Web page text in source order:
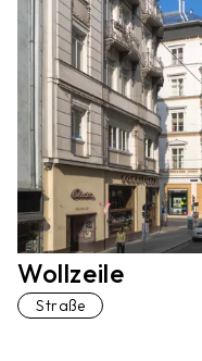
Wollzeile
Straße